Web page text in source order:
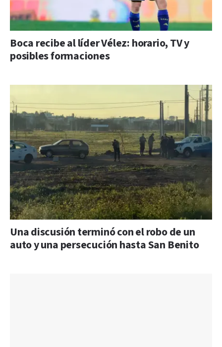
Boca recibe al líder Vélez: horario, TV y
posibles formaciones
Una discusión terminó con el robo de un
auto y una persecución hasta San Benito